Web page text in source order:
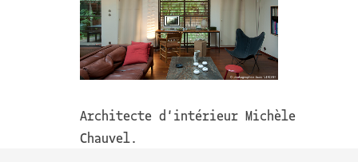
Architecte d'intérieur Michèle
Chauvel.